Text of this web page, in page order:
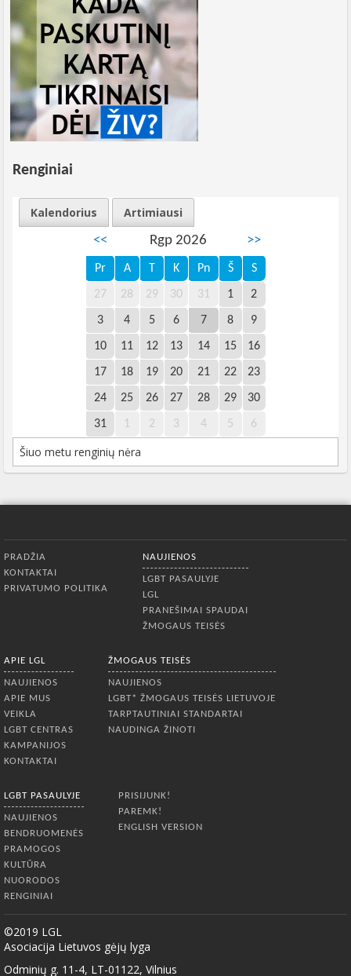
Renginiai
Kalendorius
Artimiausi
<<
Rgp 2026 >>
Pr A T K Pn Š S
27 28 29 30 31 1 2
3 4 5 6 7 8 9
10 11 12 13 14 15 16
17 18 19 20 21 22 23
24 25 26 27 28 29 30
31 1 2 3 4 5 6
Šiuo metu renginių nėra
PRADŽIA
KONTAKTAI
PRIVATUMO POLITIKA
NAUJIENOS
LGBT PASAULYJE
LGL
PRANEŠIMAI SPAUDAI
ŽMOGAUS TEISĖS
APIE LGL
NAUJIENOS
APIE MUS
VEIKLA
LGBT CENTRAS
KAMPANIJOS
KONTAKTAI
ŽMOGAUS TEISĖS
NAUJIENOS
LGBT* ŽMOGAUS TEISĖS LIETUVOJE
TARPTAUTINIAI STANDARTAI
NAUDINGA ŽINOTI
LGBT PASAULYJE
NAUJIENOS
BENDRUOMENĖS
PRAMOGOS
KULTŪRA
NUORODOS
RENGINIAI
PRISIJUNK!
PAREMK!
ENGLISH VERSION
©2019 LGL
Asociacija Lietuvos gėjų lyga
Odminių g. 11-4, LT-01122, Vilnius